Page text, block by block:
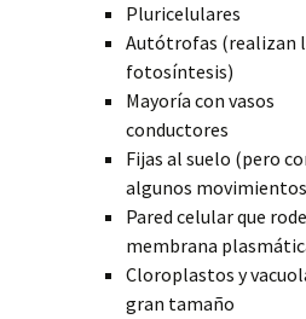
Pluricelulares
Autótrofas (realizan
fotosíntesis)
Mayoría con vasos
conductores
Fijas al suelo (pero
algunos
Pared celular que
membrana
Cloroplastos y
gran tamaño